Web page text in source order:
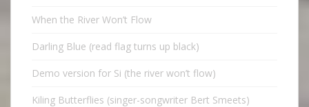
When the River Won’t Flow
Darling Blue (read flag turns up black)
Demo version for Si (the river won’t flow)
Kiling Butterflies (singer-songwriter Bert Smeets)